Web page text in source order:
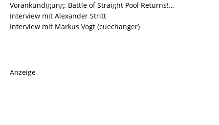
Vorankündigung: Battle of Straight Pool Returns!…
Interview mit Alexander Stritt
Interview mit Markus Vogt (cuechanger)
Anzeige